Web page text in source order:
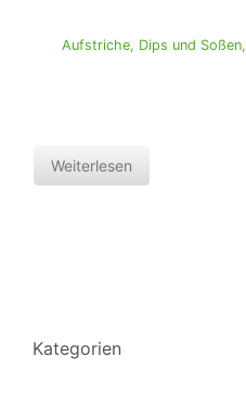
Aufstriche, Dips und Soßen,
Weiterlesen
Kategorien